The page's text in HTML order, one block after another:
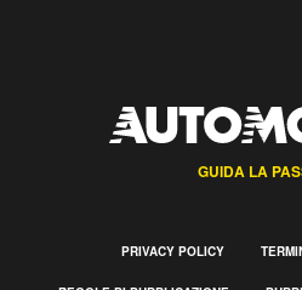
GUIDA LA
PRIVACY POLICY